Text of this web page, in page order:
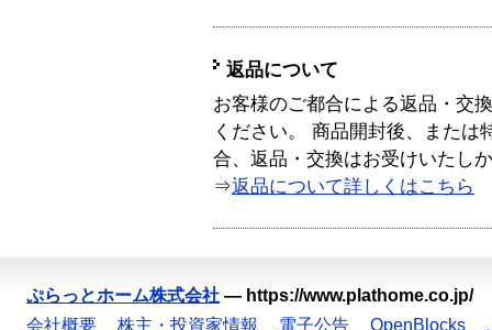
返品について
お客様のご都合による返品・交
ください。 商品開封後、または
合、返品・交換はお受けいたし
⇒返品について詳しくはこちら
ぷらっとホーム株式会社 — https://www.plathome.co.jp/
会社概要
株主・投資家情報 電子公告 OpenBlocks